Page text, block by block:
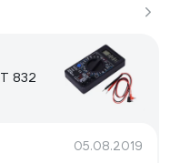
832
05.08.2019